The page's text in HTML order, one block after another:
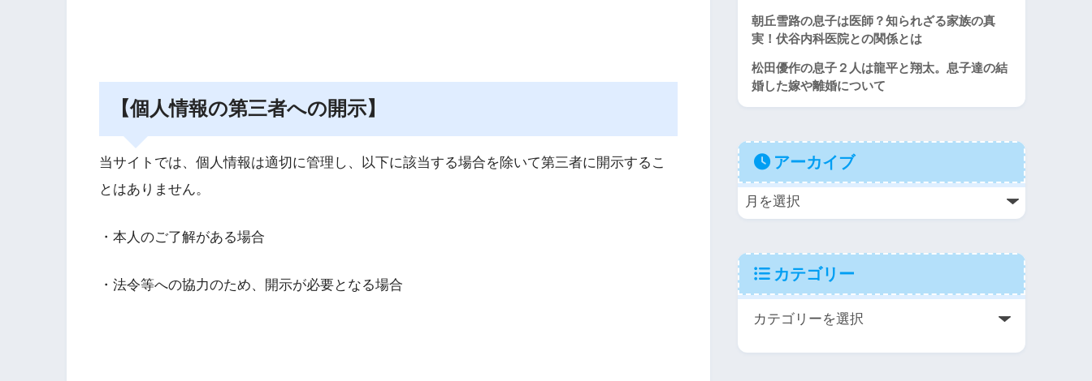
【個人情報の第三者への開示】
当サイトでは、個人情報は適切に管理し、以下に該当する場合を除いて第三者に開示するこ
とはありません。
・本人のご了解がある場合
・法令等への協力のため、開示が必要となる場合
朝丘雪路の息子は医師？知られざる家族の真
実！伏谷内科医院との関係とは
松田優作の息子２人は龍平と翔太。息子達の結
婚した嫁や離婚について
アーカイブ
カテゴリー